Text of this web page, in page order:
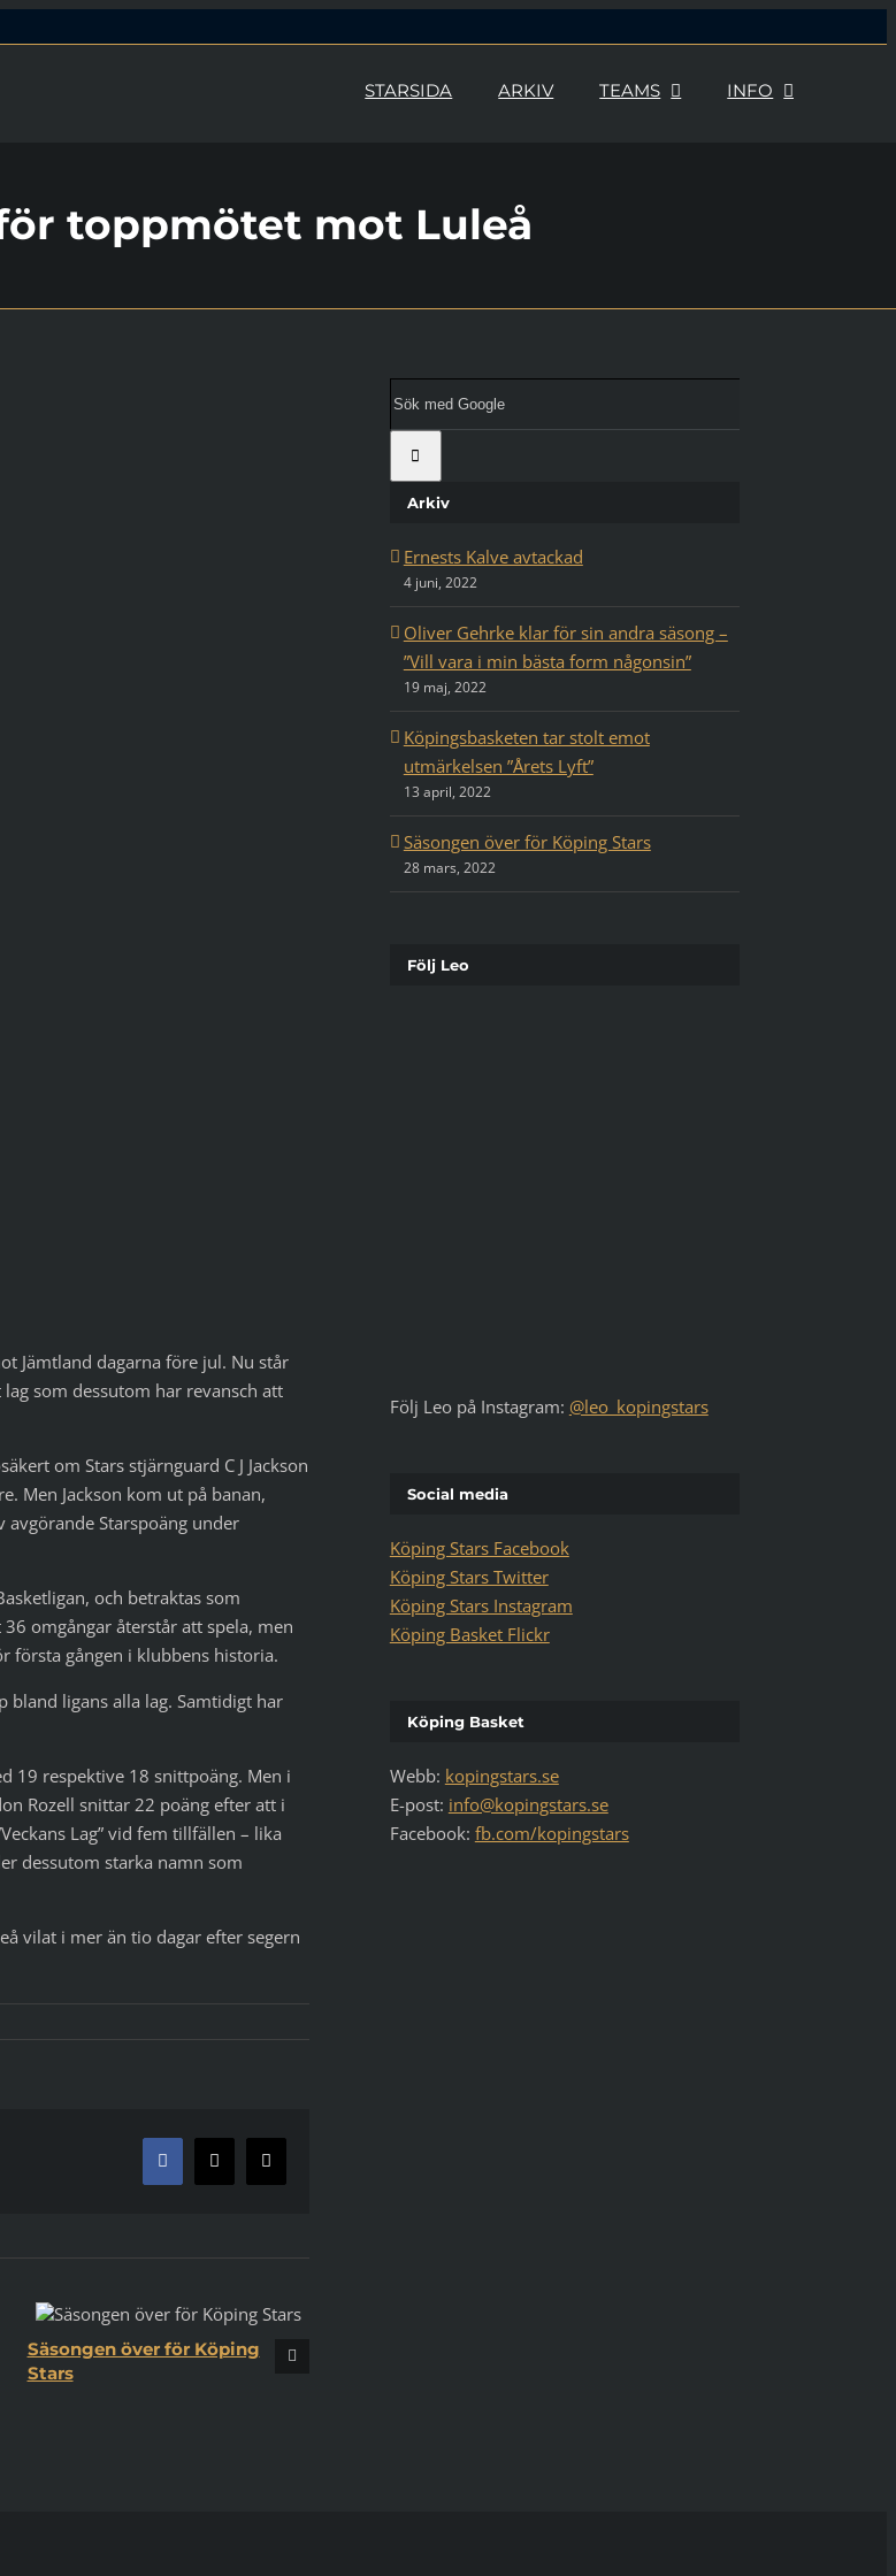
STARSIDA ARKIV TEAMS INFO
toppmötet mot Luleå
Jämtland dagarna före jul. Nu står
som dessutom har revansch att
om Stars stjärnguard C J Jackson
Men Jackson kom ut på banan,
Starspoäng under
och betraktas som
omgångar återstår att spela, men
första gången i klubbens historia.
bland ligans alla lag. Samtidigt har
19 respektive 18 snittpoäng. Men i
Rozell snittar 22 poäng efter att i
Lag” vid fem tillfällen – lika
dessutom starka namn som
vilat i mer än tio dagar efter segern
Facebook
X
E-
post
Säsongen över för Köping
Stars
Google:
Arkiv
Ernests Kalve avtackad
4 juni, 2022
Oliver Gehrke klar för sin andra säsong –
”Vill vara i min bästa form någonsin”
19 maj, 2022
Köpingsbasketen tar stolt emot
utmärkelsen ”Årets Lyft”
13 april, 2022
Säsongen över för Köping Stars
28 mars, 2022
Följ Leo
Följ Leo på Instagram: @leo_kopingstars
Social media
Köping Stars Facebook
Köping Stars Twitter
Köping Stars Instagram
Köping Basket Flickr
Köping Basket
Webb: kopingstars.se
E-post: info@kopingstars.se
Facebook: fb.com/kopingstars